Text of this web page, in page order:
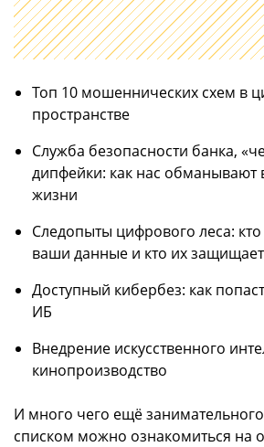
Топ 10 мошеннических схем в
пространстве
Служба безопасности банка,
дипфейки: как нас обманывают
жизни
Следопыты цифрового леса: кто
ваши данные и кто их защищает
Доступный кибербез: как
ИБ
Внедрение искусственного
кинопроизводство
И много чего ещё
списком можно ознакомиться на